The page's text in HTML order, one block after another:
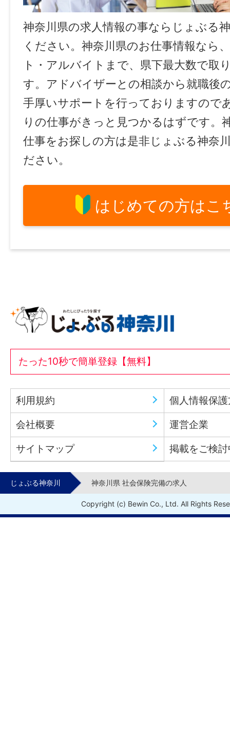
神奈川県の求人情報の事ならじょぶる
ください。神奈川県のお仕事情報なら
ト・アルバイトまで、県下最大数で取
す。アドバイザーとの相談から就職後
手厚いサポートを行っておりますので
りの仕事がきっと見つかるはずです。
仕事をお探しの方は是非じょぶる神奈
ださい。
はじめての方はこ
たった10秒で簡単登録【無料】
利用規約 個人情報保
会社概要 運営企業
サイトマップ 掲載をご検
じょぶる神奈川 神奈川県 社会保険完備の求人
Copyright (c) Bewin Co., Ltd. All Rights